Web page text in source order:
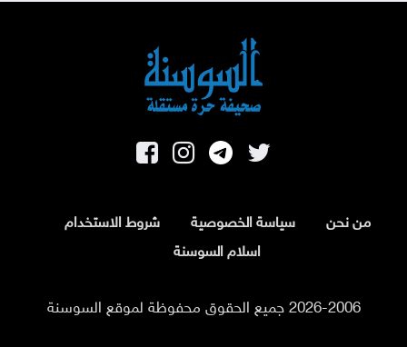
من نحن سياسة الخصوصية
شروط الاستخدام
اسلام السوسنة
2026-2006 جميع الحقوق محفوظة لموقع السوسنة